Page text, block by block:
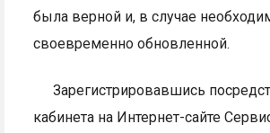
была верной и, в случае
своевременно обновленной.
Зарегистрировавшись
кабинета на Интернет-сайте